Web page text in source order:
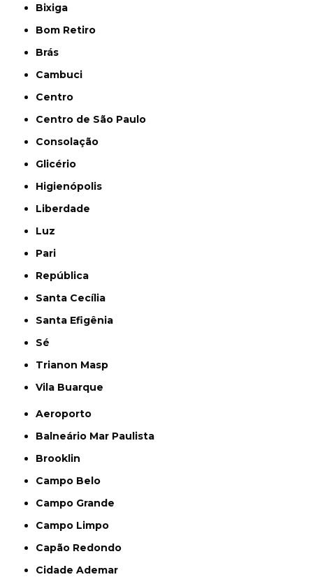
Bixiga
Bom Retiro
Brás
Cambuci
Centro
Centro de São Paulo
Consolação
Glicério
Higienópolis
Liberdade
Luz
Pari
República
Santa Cecília
Santa Efigênia
Sé
Trianon Masp
Vila Buarque
Aeroporto
Balneário Mar Paulista
Brooklin
Campo Belo
Campo Grande
Campo Limpo
Capão Redondo
Cidade Ademar